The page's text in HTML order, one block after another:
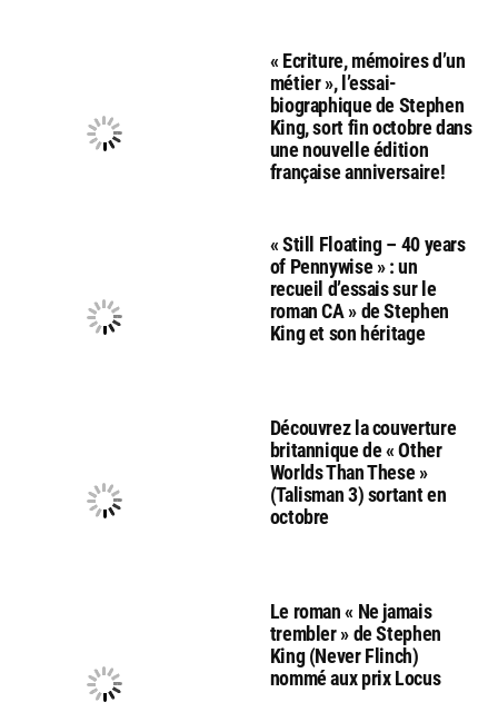
« Ecriture, mémoires d’un
métier », l’essai-
biographique de Stephen
King, sort fin octobre dans
une nouvelle édition
française anniversaire!
« Still Floating – 40 years
of Pennywise » : un
recueil d’essais sur le
roman CA » de Stephen
King et son héritage
Découvrez la couverture
britannique de « Other
Worlds Than These »
(Talisman 3) sortant en
octobre
Le roman « Ne jamais
trembler » de Stephen
King (Never Flinch)
nommé aux prix Locus